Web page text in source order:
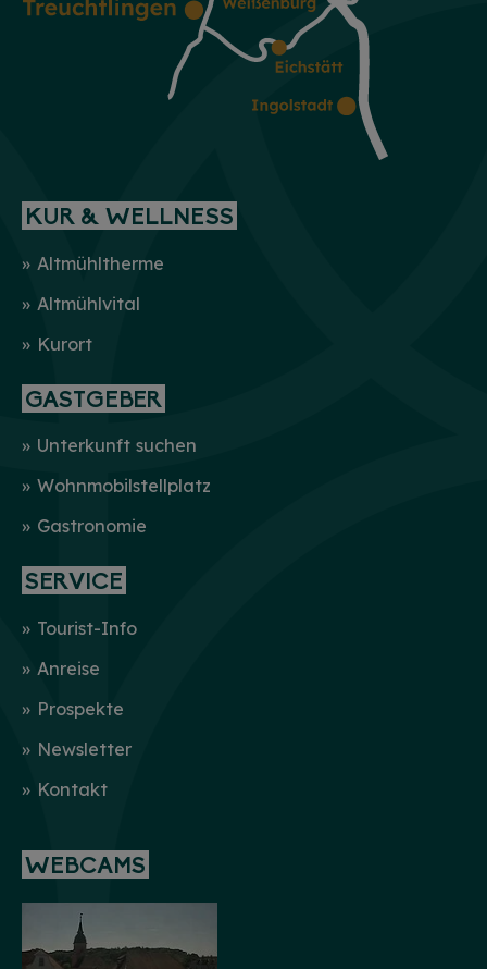
KUR & WELLNESS
Altmühltherme
Altmühlvital
Kurort
GASTGEBER
Unterkunft suchen
Wohnmobilstellplatz
Gastronomie
SERVICE
Tourist-Info
Anreise
Prospekte
Newsletter
Kontakt
WEBCAMS